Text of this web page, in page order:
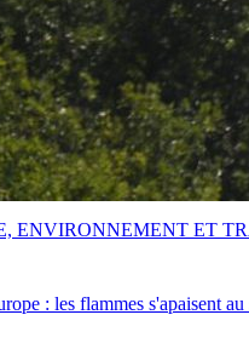
: les flammes s'apaisent
ENVIRONNEMENT ET